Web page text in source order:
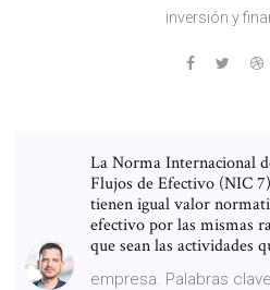
inversión y
La Norma Internacional
Flujos de Efectivo (NIC
tienen igual valor
efectivo por las mismas
que sean las actividades
empresa. Palabras